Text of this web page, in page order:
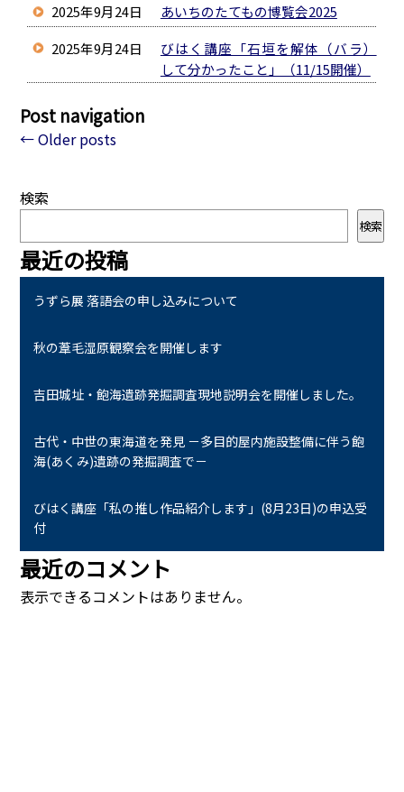
2025年9月24日
あいちのたてもの博覧会2025
2025年9月24日
びはく講座「石垣を解体（バラ）
して分かったこと」（11/15開催）
Post navigation
←Older posts
検索
検索
最近の投稿
うずら展 落語会の申し込みについて
秋の葦毛湿原観察会を開催します
吉田城址・飽海遺跡発掘調査現地説明会を開催しました。
古代・中世の東海道を発見 －多目的屋内施設整備に伴う飽
海(あくみ)遺跡の発掘調査で－
びはく講座「私の推し作品紹介します」(8月23日)の申込受
付
最近のコメント
表示できるコメントはありません。